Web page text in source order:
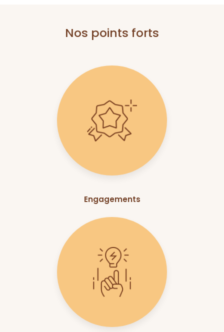
Nos points forts
Engagements